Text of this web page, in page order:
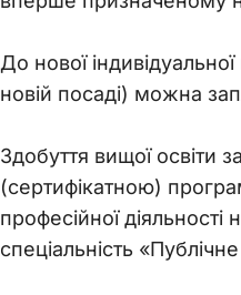
До нової
новій посаді) можна
Здобуття вищої освіти
(сертифікатною)
професійної
спеціальність